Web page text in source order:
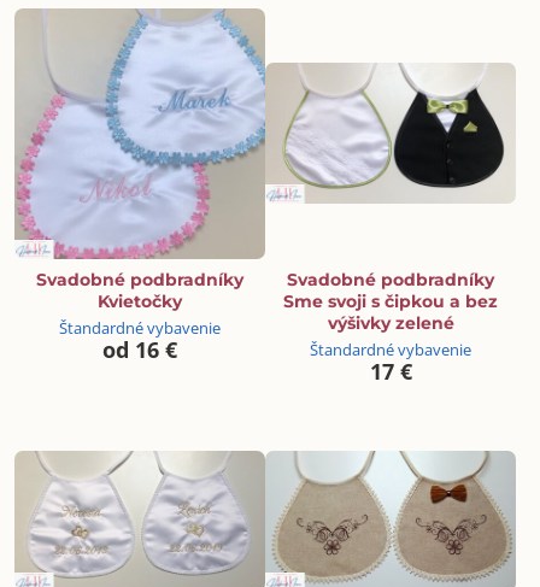
Svadobné podbradníky
Kvietočky
Štandardné vybavenie
od 16 €
Svadobné podbradníky
Sme svoji s čipkou a bez
výšivky zelené
Štandardné vybavenie
17 €